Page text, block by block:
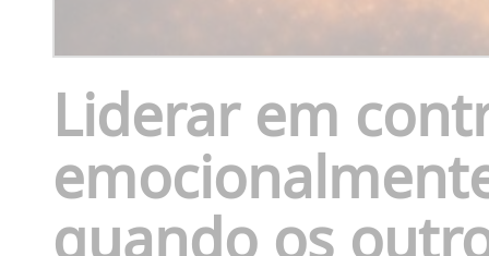
Liderar em